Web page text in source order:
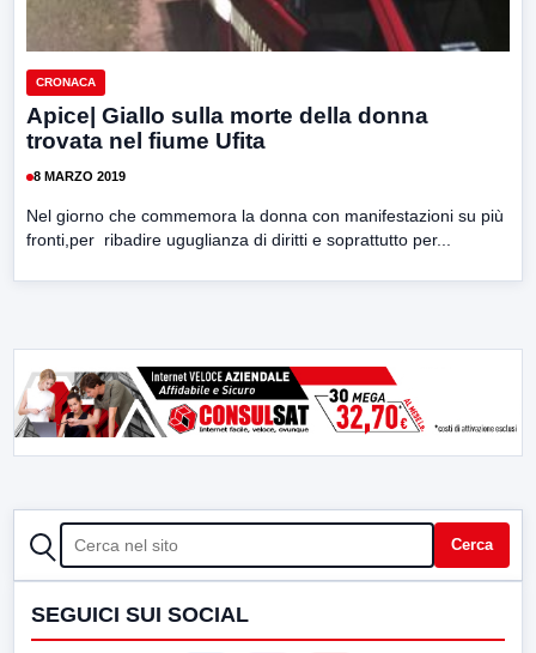
CRONACA
Apice| Giallo sulla morte della donna
trovata nel fiume Ufita
8 MARZO 2019
Nel giorno che commemora la donna con manifestazioni su più
fronti,per ribadire uguglianza di diritti e soprattutto per...
CERCA Cerca
SEGUICI SUI SOCIAL